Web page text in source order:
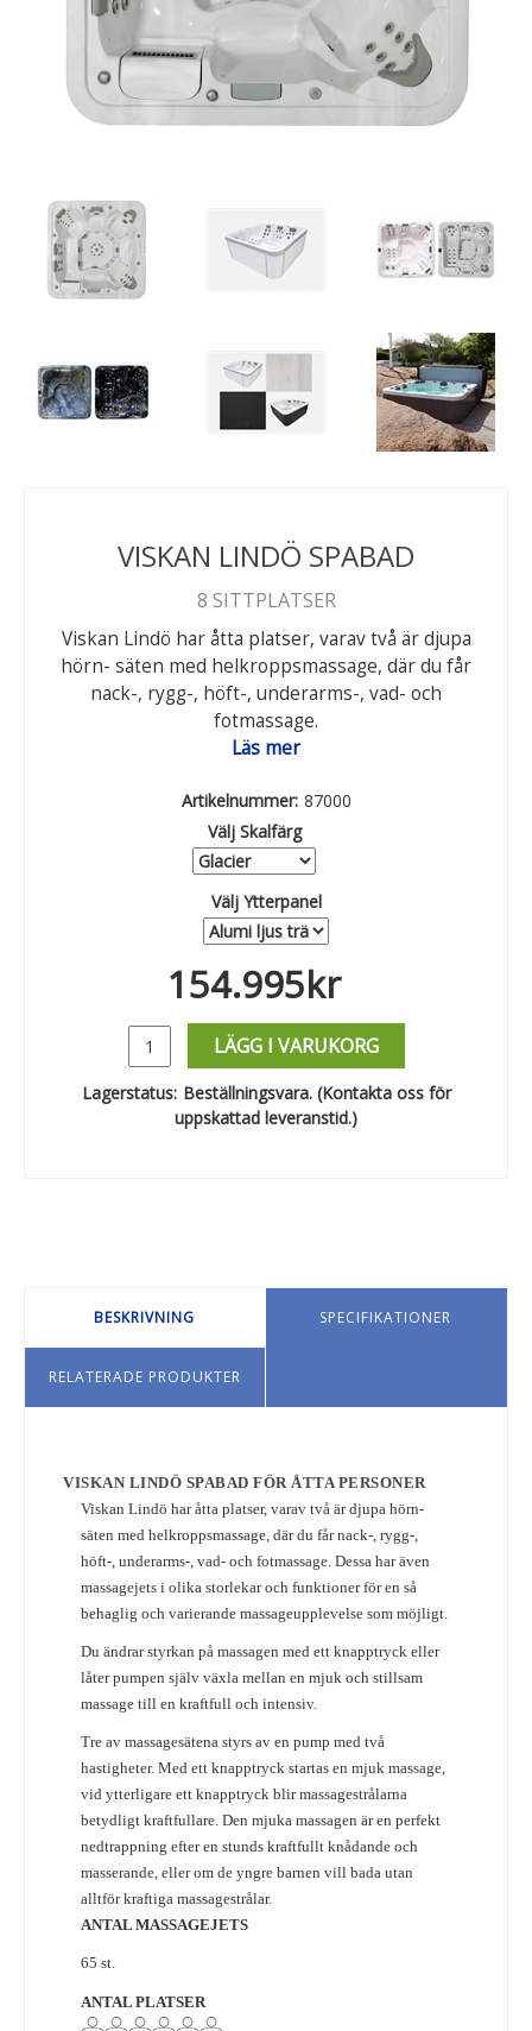
VISKAN LINDÖ SPABAD
8 SITTPLATSER
Viskan Lindö har åtta platser, varav två är djupa
hörn- säten med helkroppsmassage, där du får
nack-, rygg-, höft-, underarms-, vad- och
fotmassage.
Läs mer
Artikelnummer: 87000
Välj Skalfärg
Välj Ytterpanel
154.995kr
LÄGG I VARUKORG
Lagerstatus: Beställningsvara. (Kontakta oss för
uppskattad leveranstid.)
BESKRIVNING SPECIFIKATIONER
RELATERADE PRODUKTER
VISKAN LINDÖ SPABAD FÖR ÅTTA PERSONER
Viskan Lindö har åtta platser, varav två är djupa hörn-
säten med helkroppsmassage, där du får nack-, rygg-,
höft-, underarms-, vad- och fotmassage. Dessa har även
massagejets i olika storlekar och funktioner för en så
behaglig och varierande massageupplevelse som möjligt.
Du ändrar styrkan på massagen med ett knapptryck eller
låter pumpen själv växla mellan en mjuk och stillsam
massage till en kraftfull och intensiv.
Tre av massagesätena styrs av en pump med två
hastigheter. Med ett knapptryck startas en mjuk massage,
vid ytterligare ett knapptryck blir massagestrålarna
betydligt kraftfullare. Den mjuka massagen är en perfekt
nedtrappning efter en stunds kraftfullt knådande och
masserande, eller om de yngre barnen vill bada utan
alltför kraftiga massagestrålar.
ANTAL MASSAGEJETS
65 st.
ANTAL PLATSER